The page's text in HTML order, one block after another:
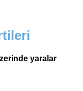
yaralar